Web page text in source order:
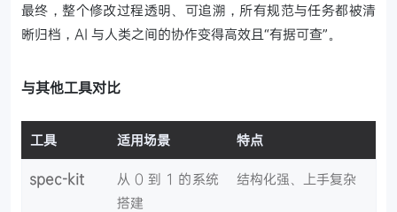
最终，整个修改过程透明、可追溯，所有规范与任务都被清
晰归档，AI 与人类之间的协作变得高效且“有据可查”。
与其他工具对比
工具 适用场景 特点
spec-kit
从 0 到 1 的系统
搭建
结构化强、上手复杂